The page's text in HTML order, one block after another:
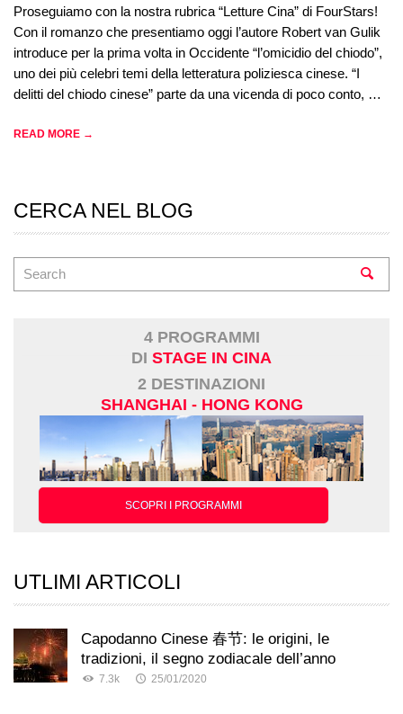
Proseguiamo con la nostra rubrica “Letture Cina” di FourStars!
Con il romanzo che presentiamo oggi l’autore Robert van Gulik
introduce per la prima volta in Occidente “l’omicidio del chiodo”,
uno dei più celebri temi della letteratura poliziesca cinese. “I
delitti del chiodo cinese” parte da una vicenda di poco conto, …
READ MORE →
CERCA NEL BLOG
4 PROGRAMMI
DI STAGE IN CINA
2 DESTINAZIONI
SHANGHAI - HONG KONG
SCOPRI I PROGRAMMI
UTLIMI ARTICOLI
Capodanno Cinese 春节: le origini, le
tradizioni, il segno zodiacale dell’anno
7.3k 25/01/2020